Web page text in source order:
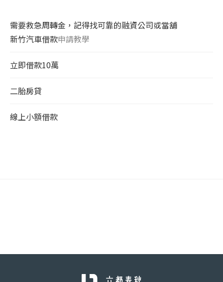
需要救急周轉金，記得找可靠的融資公司或當舖
新竹汽車借款申請教學
立即借款10萬
二胎房貸
線上小額借款